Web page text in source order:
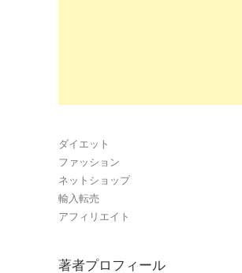
ダイエット
ファッション
ネットショップ
輸入転売
アフィリエイト
著者プロフィール